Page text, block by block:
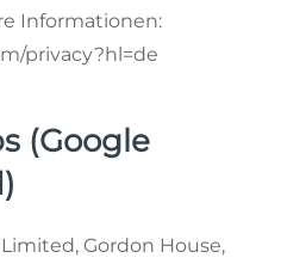
Informationen:
privacy?hl=de
(Google
Gordon House,